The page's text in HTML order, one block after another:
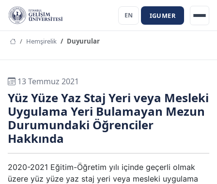
EN IGUMER
Hemşirelik Duyurular
13 Temmuz 2021
Yüz Yüze Yaz Staj Yeri veya Mesleki
Uygulama Yeri Bulamayan Mezun
Durumundaki Öğrenciler
Hakkında
2020-2021 Eğitim-Öğretim yılı içinde geçerli olmak
üzere yüz yüze yaz staj yeri veya mesleki uygulama